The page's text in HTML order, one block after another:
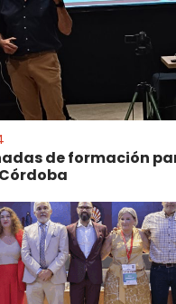
de formación